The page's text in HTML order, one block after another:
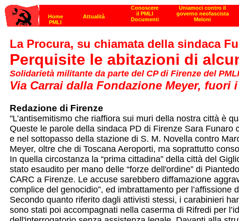
La Procura, su chiamata della sindaca
Perquisite le abitazioni di
Solidarietà militante da parte del CP di Firenze del PMLI
Via Carrai dalla Fondazione Meyer, fuori
Redazione di Firenze
"L’antisemitismo che riaffiora sui muri della nostra città è
Queste le parole della sindaca PD di Firenze Sara
e nel sottopasso della stazione di S. M. Novella contro
Meyer, oltre che di Toscana Aeroporti, ma soprattutto
In quella circostanza la “prima cittadina” della città del
stato esaudito per mano delle “forze dell'ordine” di
CARC a Firenze. Le accuse sarebbero diffamazione
complice del genocidio”, ed imbrattamento per
Secondo quanto riferito dagli attivisti stessi, i carabinieri
sono stati poi accompagnati nella caserma di Rifredi per